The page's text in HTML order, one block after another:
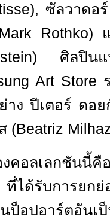
ซัลวาดอ
Mark Rothko)
ศิลปิน
Art Store
าง ปีเตอร์ ดอ
(Beatriz
คอลเลกชันนี้คื
ที่ได้รับการยก
ป็อปอาร์ตอันเ